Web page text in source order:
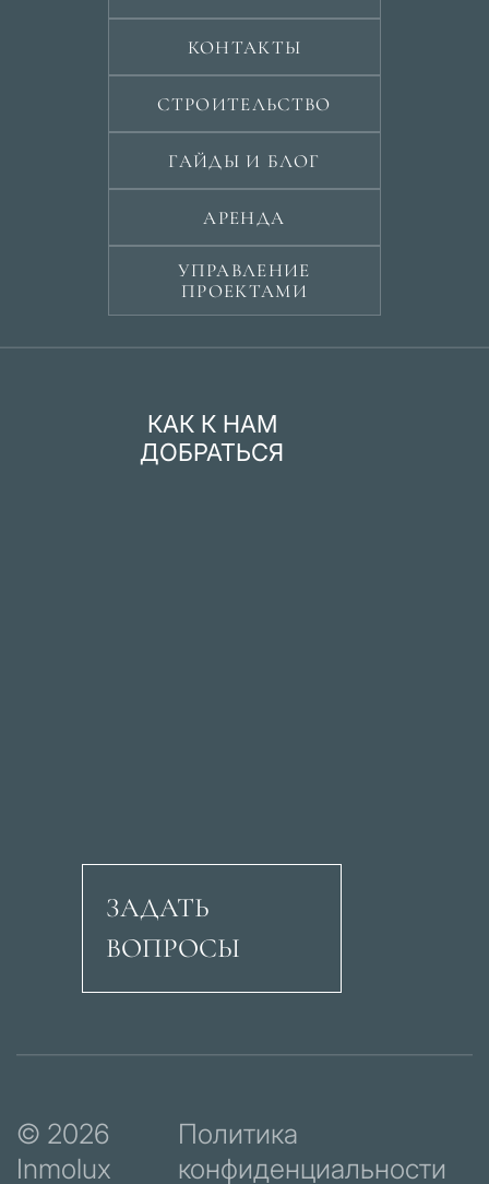
КОНТАКТЫ
СТРОИТЕЛЬСТВО
ГАЙДЫ И БЛОГ
АРЕНДА
УПРАВЛЕНИЕ
ПРОЕКТАМИ
КАК К НАМ
ДОБРАТЬСЯ
Авеню Рикардо
ЗАДАТЬ
ВОПРОСЫ
© 2026
Inmolux
Политика
конфиденциальности